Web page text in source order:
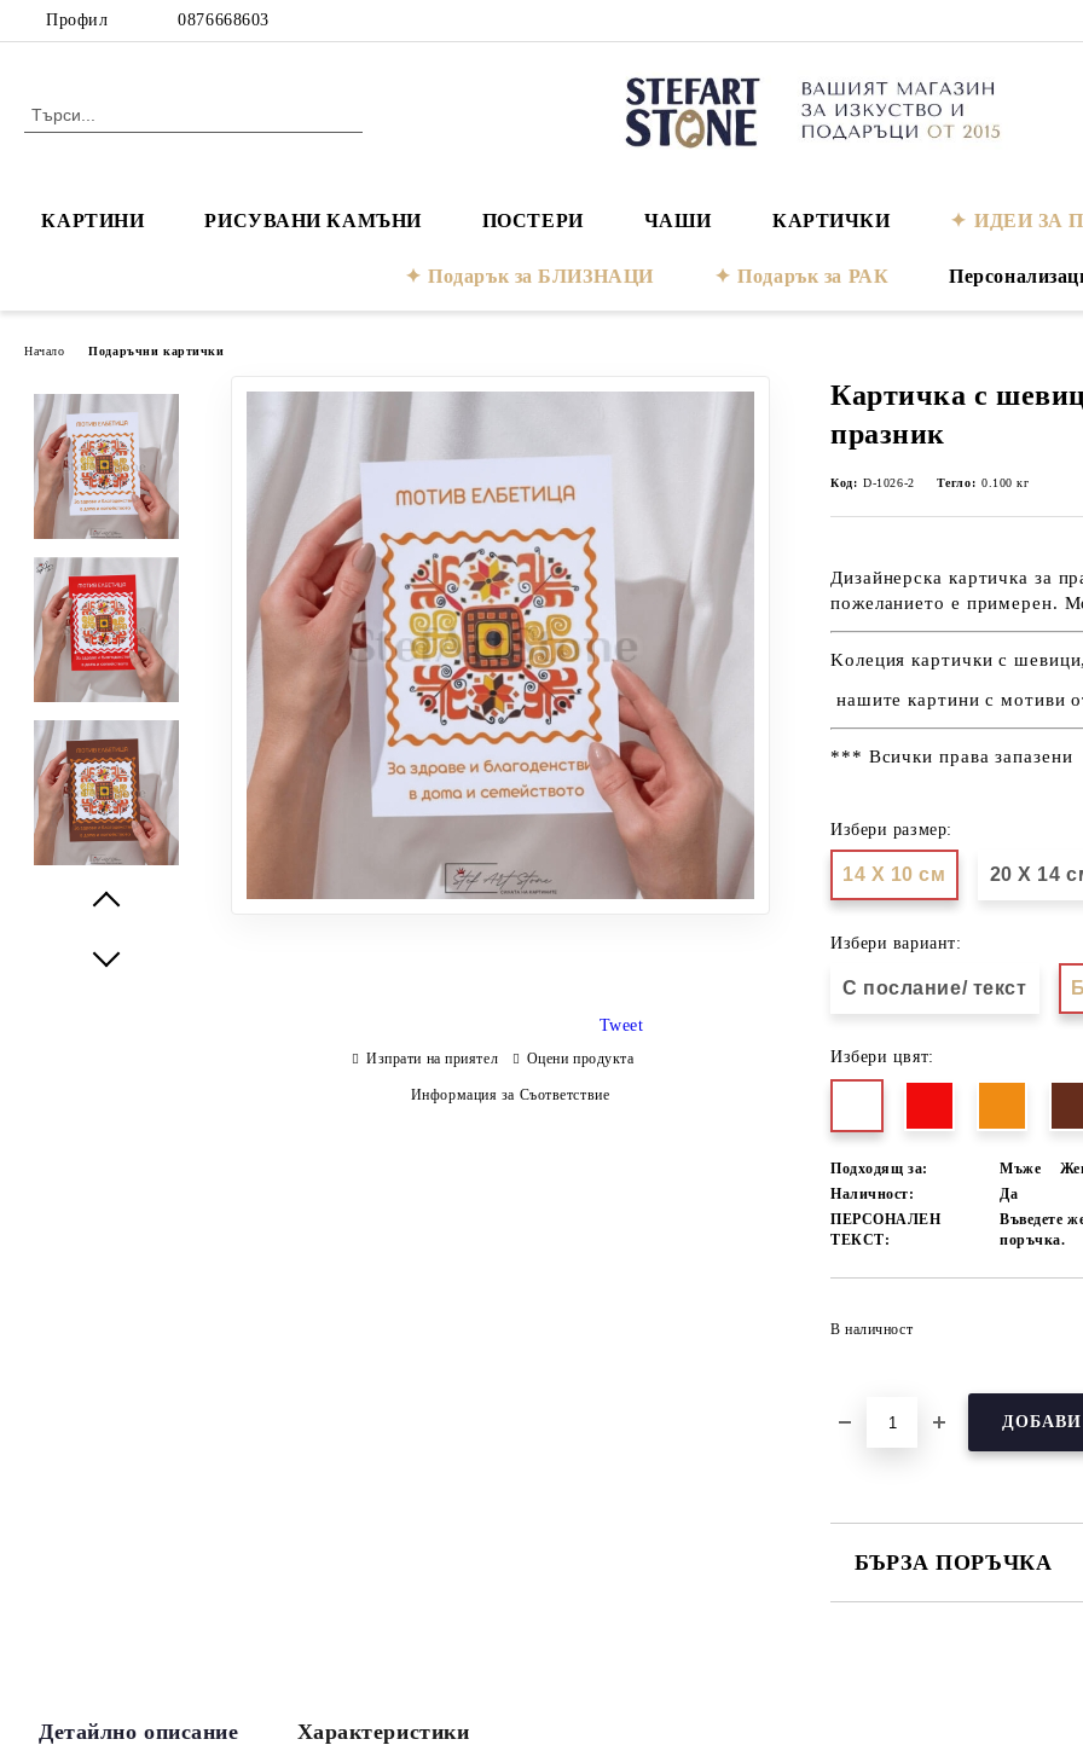
Профил 0876668603
КАРТИНИ РИСУВАНИ КАМЪНИ ПОСТЕРИ ЧАШИ КАРТИЧКИ ИДЕИ ЗА
Подарък за БЛИЗНАЦИ Подарък за РАК
Начало Подаръчни картички
Картичка с
празник
Код: D-1026-2 Тегло: 0.100 кг
Дизайнерска картичка за
пожеланието е примерен.
Kолеция картички с
нашите картини с мотиви
*** Всички права запазени
Избери размер:
14 Х 10 см 20 Х 14
Избери вариант:
С послание/ текст
Избери цвят:
Подходящ за: Мъже
Наличност:
Да
ПЕРСОНАЛЕН
ТЕКСТ:
Въведете
поръчка.
В наличност
БЪРЗА ПОРЪЧКА
Tweet
Изпрати на приятел Оцени продукта
Информация за Съответствие
Детайлно описание Характеристики